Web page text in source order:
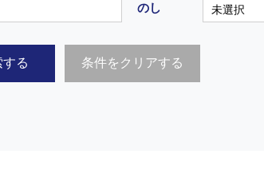
のし
る 条件をクリアする